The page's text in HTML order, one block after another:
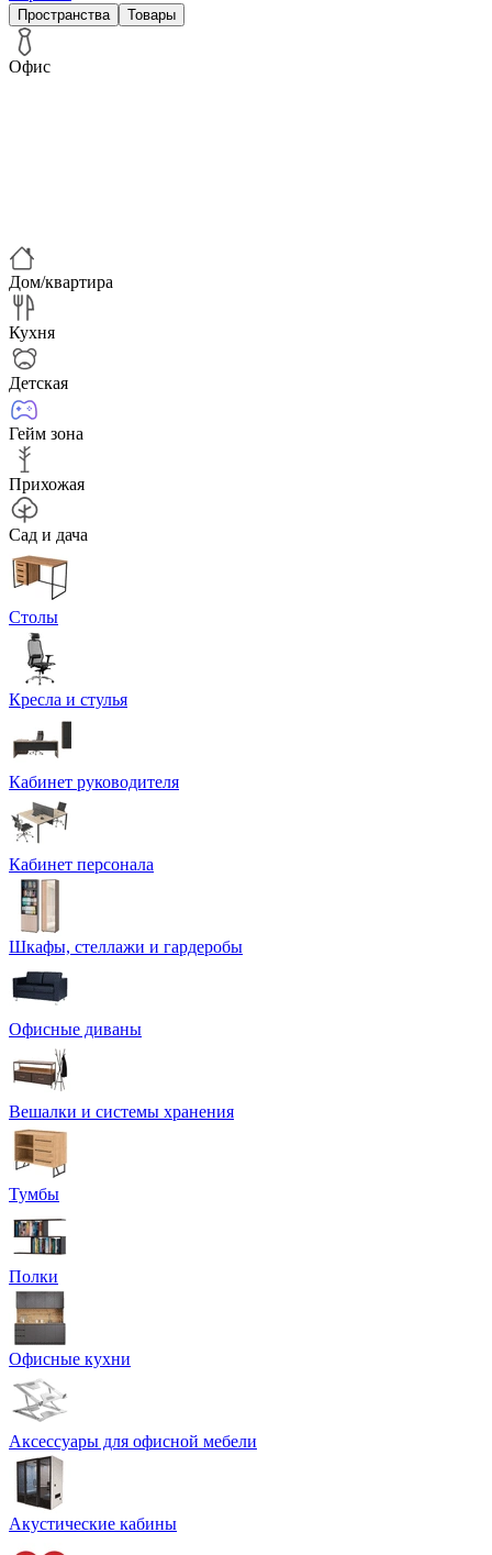
Пространства Товары
Офис
Дом/квартира
Кухня
Детская
Гейм зона
Прихожая
Сад и дача
Столы
Кресла и стулья
Кабинет руководителя
Кабинет персонала
Шкафы, стеллажи и гардеробы
Офисные диваны
Вешалки и системы хранения
Тумбы
Полки
Офисные кухни
Аксессуары для офисной мебели
Акустические кабины